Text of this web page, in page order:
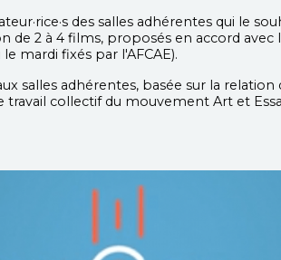
des salles adhérentes qui le
2 à 4 films, proposés en accord avec
mardi fixés par l'AFCAE).
salles adhérentes, basée sur la
collectif du mouvement Art et